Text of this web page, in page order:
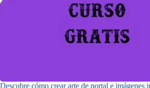
Descubre cómo crear arte de portal e imágenes